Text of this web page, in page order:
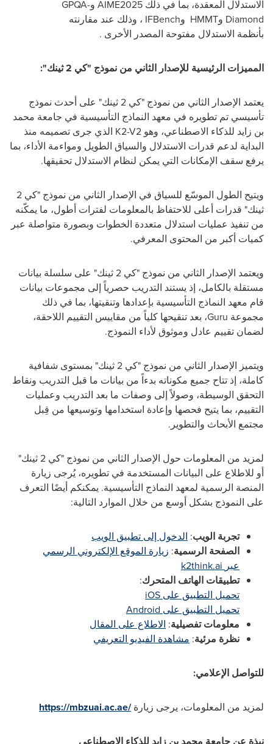
الاستدلال المعقدة، بما في ذلك AIME2025 وGPQA-
Diamond وHMMT وIFBench ، وذلك عند مقارنته
بأنظمة الاستدلال مفتوحة المصدر الأخرى .
المميزات الرئيسية للإصدار الثاني من نموذج "كي 2 ثينك ":
يعتمد الإصدار الثاني من نموذج "كي 2 ثينك " على أحدث نموذج
تأسيسي تم تطويره في معهد النماذج التأسيسية في جامعة محمد
بن زايد للذكاء الاصطناعي، وهو K2-V2 الذي جرى تصميمه منذ
البداية لدعم قدرات الاستدلال والسياق الطويل ومواءمة الأداء، بما
يرفع سقف الإمكانات التي يمكن لنظام الاستدلال تحقيقها.
ويتيح الطول الموسّع للسياق في الإصدار الثاني من
نموذج "كي 2
ثينك" قدرات أعلى للاحتفاظ بالمعلومات لفترات أطول، ما يمكّنه
من تنفيذ عمليات استدلال متعددة الخطوات وبصورة متواصلة عبر
كميات أكبر من المحتوى المعرفي.
ويعتمد الإصدار الثاني من نموذج "كي 2 ثينك " على سلسلة بيانات
مستقلة بالكامل، إذ يستند التدريب حصرياً إلى مجموعات بيانات
قام معهد النماذج التأسيسية بإعدادها وتنقيتها، بما في ذلك
مجموعة Guru، بعد تنقيحها كلياً من مقاييس التقييم اللاحقة،
لضمان تقييم عادل وموثوق لأداء النموذج.
ويتميز الإصدار الثاني من نموذج "كي 2 ثينك " بمستوى شفافية
كاملة، إذ تتاح جميع مكوناته بدءاً من بيانات ما قبل التدريب ونقاط
التحقق الوسيطة، وصولاً إلى وصفات ما بعد التدريب وعمليات
التقييم، بما يتيح فحصها وإعادة استخدامها وتوسيعها من قِبل
مجتمع الأبحاث والتطوير .
لمزيد من المعلومات حول الإصدار الثاني من نموذج "كي 2 ثينك
"
أو للاطلاع على البيانات المستخدمة في تطويره، يُرجى زيارة
المنصة الرسمية لمعهد النماذج التأسيسية. يمكنكم أيضًا التعرف
على النموذج بشكل أوسع من خلال الموارد التالية:
تجربة الويب: الدخول إلى تطبيق الويب
الصفحة الرسمية: زيارة الموقع الإلكتروني الرسمي
عبر k2think.ai
تطبيقات الهاتف المتحرك:
تحميل التطبيق على iOS
تحميل التطبيق على Android
معلومات تفصيلية: الاطلاع على المقال
نظرة مرئية: مشاهدة الفيديو التعريفي
للتواصل الإعلامي:
لمزيد من المعلومات، يرجى زيارةhttps://mbzuai.ac.ae/
نبذة عن جامعة محمد بن زايد للذكاء الاصطناعي